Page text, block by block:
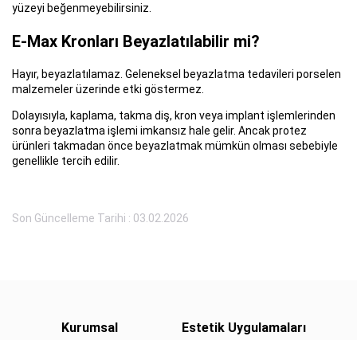
yüzeyi beğenmeyebilirsiniz.
E-Max Kronları Beyazlatılabilir mi?
Hayır, beyazlatılamaz. Geleneksel beyazlatma tedavileri porselen
malzemeler üzerinde etki göstermez.
Dolayısıyla, kaplama, takma diş, kron veya implant işlemlerinden
sonra beyazlatma işlemi imkansız hale gelir. Ancak protez
ürünleri takmadan önce beyazlatmak mümkün olması sebebiyle
genellikle tercih edilir.
Son Güncelleme Tarihi : 03.02.2026
Kurumsal Estetik Uygulamaları